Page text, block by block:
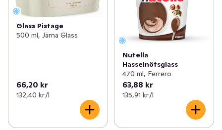
Glass Pistage
500 ml, Järna Glass
66,20 kr
132,40 kr /l
Nutella
Hasselnötsglass
470 ml, Ferrero
63,88 kr
135,91 kr /l